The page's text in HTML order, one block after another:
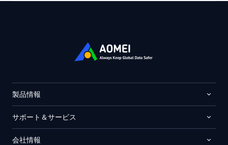
製品情報
サポート＆サービス
会社情報